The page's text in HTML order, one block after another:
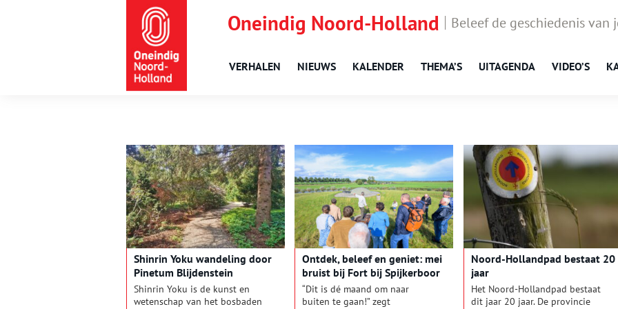
Oneindig Noord-Holland Beleef de geschiedenis van
VERHALEN NIEUWS KALENDER THEMA’S UITAGENDA VIDEO’S
Shinrin Yoku wandeling door
Pinetum Blijdenstein
Shinrin Yoku is de kunst en
wetenschap van het bosbaden
Ontdek, beleef en geniet: mei
bruist bij Fort bij Spijkerboor
“Dit is dé maand om naar
buiten te gaan!” zegt
Noord-Hollandpad bestaat 20
jaar
Het Noord-Hollandpad bestaat
dit jaar 20 jaar. De provincie